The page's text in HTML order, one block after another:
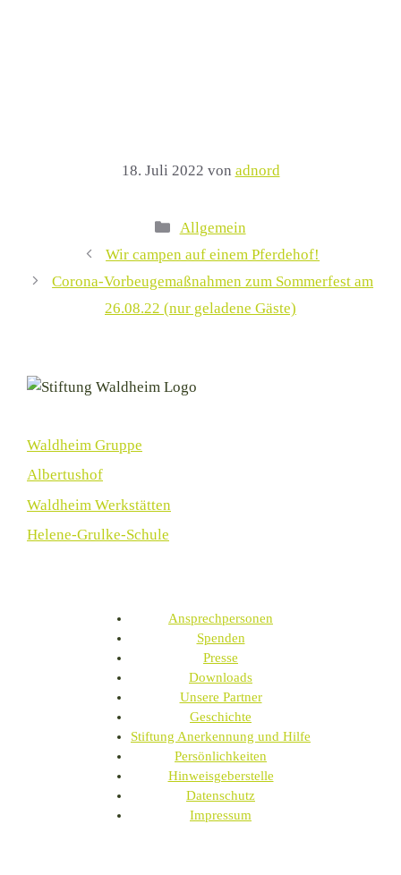
18. Juli 2022 von adnord
Kategorien
Allgemein
Wir campen auf einem Pferdehof!
Corona-Vorbeugemaßnahmen zum Sommerfest am
26.08.22 (nur geladene Gäste)
Waldheim Gruppe
Albertushof
Waldheim Werkstätten
Helene-Grulke-Schule
Ansprechpersonen
Spenden
Presse
Downloads
Unsere Partner
Geschichte
Stiftung Anerkennung und Hilfe
Persönlichkeiten
Hinweisgeberstelle
Datenschutz
Impressum